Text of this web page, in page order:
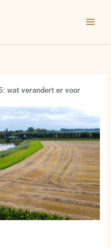
wat verandert er voor